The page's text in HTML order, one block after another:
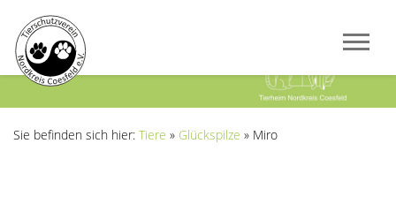
Sie befinden sich hier: Tiere » Glückspilze » Miro